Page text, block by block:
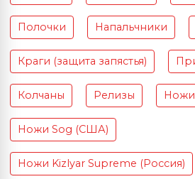
Полочки Напальчники
Краги (защита запястья)
Колчаны Релизы Ножи
Ножи Sog (США)
Ножи Kizlyar Supreme (Россия)